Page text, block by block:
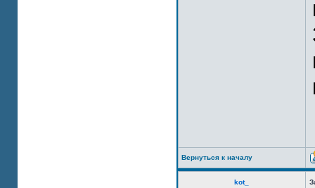
Вернуться к началу
kot_